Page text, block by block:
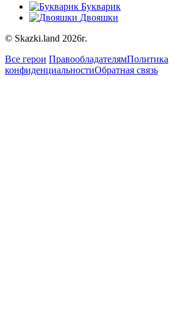
Букварик
Двояшки
© Skazki.land 2026г.
Все герои ПравообладателямПолитика
конфиденциальностиОбратная связь